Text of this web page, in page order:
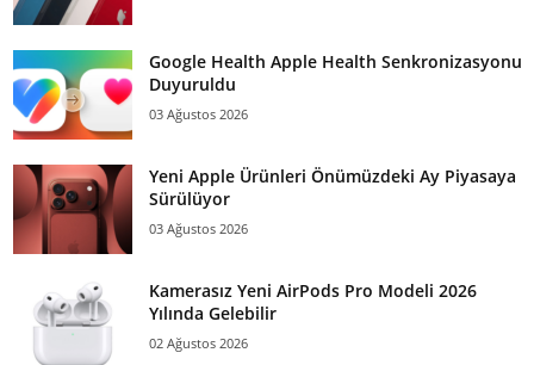
Google Health Apple Health Senkronizasyonu
Duyuruldu
03 Ağustos 2026
Yeni Apple Ürünleri Önümüzdeki Ay Piyasaya
Sürülüyor
03 Ağustos 2026
Kamerasız Yeni AirPods Pro Modeli 2026
Yılında Gelebilir
02 Ağustos 2026